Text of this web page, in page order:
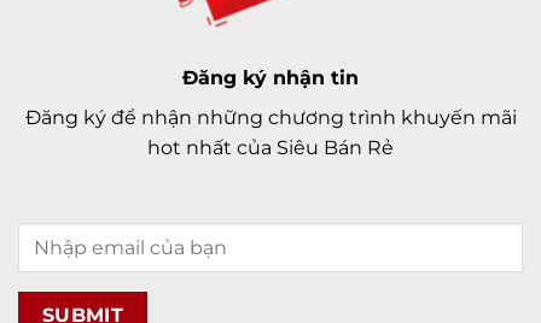
Đăng ký nhận tin
Đăng ký để nhận những chương trình khuyến mãi
hot nhất của Siêu Bán Rẻ